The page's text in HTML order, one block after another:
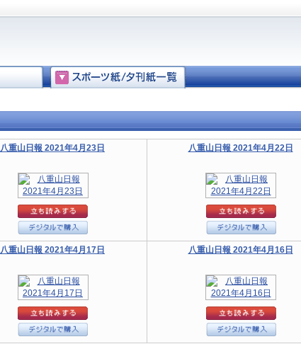
八重山日報 2021年4月23日 八重山日報 2021年4月22日
八重山日報 2021年4月17日 八重山日報 2021年4月16日